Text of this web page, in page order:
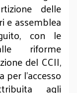
delle
e assemblea
con le
riforme
del CCII,
l’accesso
agli